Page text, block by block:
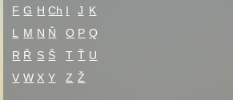
F G H Ch I J K
L
M N Ň O P Q
R Ř S Š T Ť U
V W X Y Z Ž